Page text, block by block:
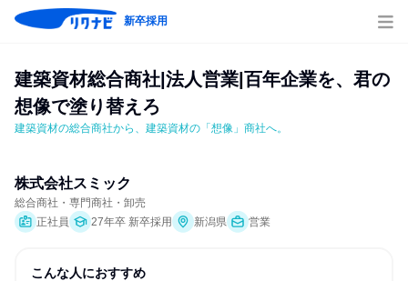
新卒採用
建築資材総合商社|法人営業|百年企業を、君の
想像で塗り替えろ
建築資材の総合商社から、建築資材の「想像」商社へ。
株式会社スミック
総合商社・専門商社・卸売
正社員
27年卒 新卒採用 新潟県 営業
こんな人におすすめ